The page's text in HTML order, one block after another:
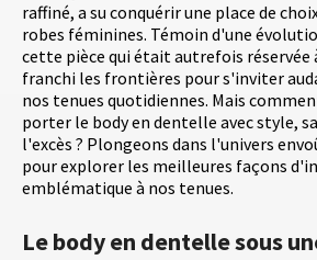
raffiné, a su conquérir une place de
robes féminines. Témoin d'une
cette pièce qui était autrefois réservée
franchi les frontières pour s'inviter
nos tenues quotidiennes. Mais
porter le body en dentelle avec style,
l'excès ? Plongeons dans l'univers
pour explorer les meilleures façons
emblématique à nos tenues.
Le body en dentelle sous